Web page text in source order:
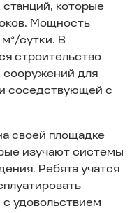
которые
Мощность
сутки. В
строительство
сооружений для
соседствующей с
своей площадке
изучают системы
Ребята учатся
удовольствием